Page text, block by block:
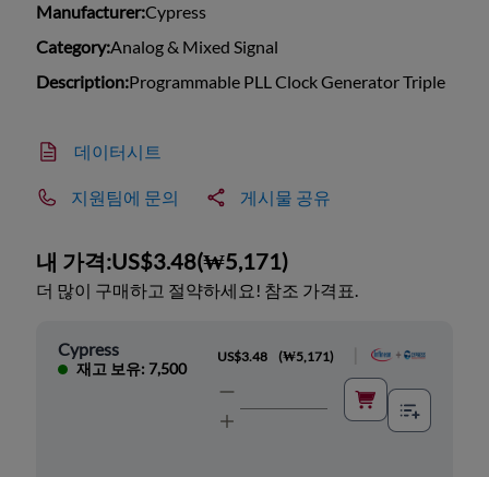
Manufacturer:Cypress
Category:Analog & Mixed Signal
Description:Programmable PLL Clock Generator Triple
데이터시트
지원팀에 문의 게시물 공유
내 가격:US$3.48(₩5,171)
더 많이 구매하고 절약하세요! 참조 가격표.
Cypress
재고 보유: 7,500
US$3.48 (₩5,171)